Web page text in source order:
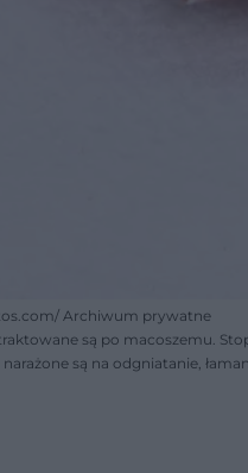
Archiwum prywatne
są po macoszemu.
są na odgniatanie,